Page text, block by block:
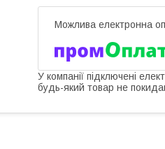
У компанії підключені
будь-який товар не